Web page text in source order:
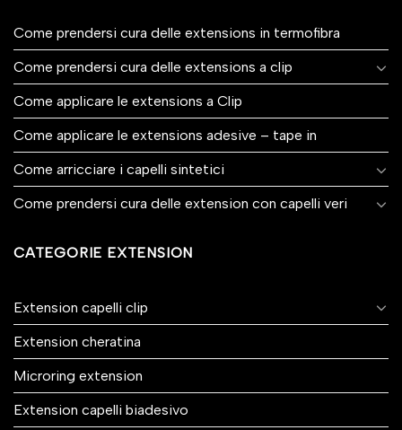
Come prendersi cura delle extensions in termofibra
Come prendersi cura delle extensions a clip
Come applicare le extensions a Clip
Come applicare le extensions adesive – tape in
Come arricciare i capelli sintetici
Come prendersi cura delle extension con capelli veri
CATEGORIE EXTENSION
Extension capelli clip
Extension cheratina
Microring extension
Extension capelli biadesivo